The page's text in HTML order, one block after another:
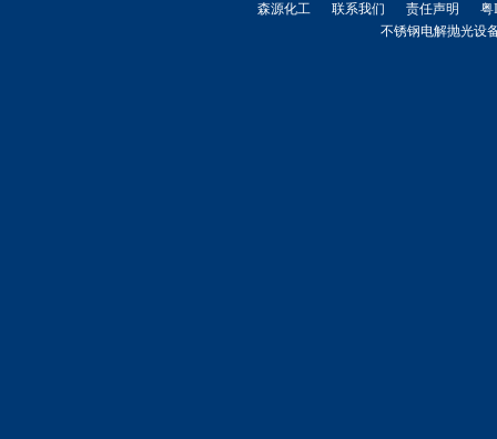
森源化工 联系我们 责任声明
粤
不锈钢电解抛光设